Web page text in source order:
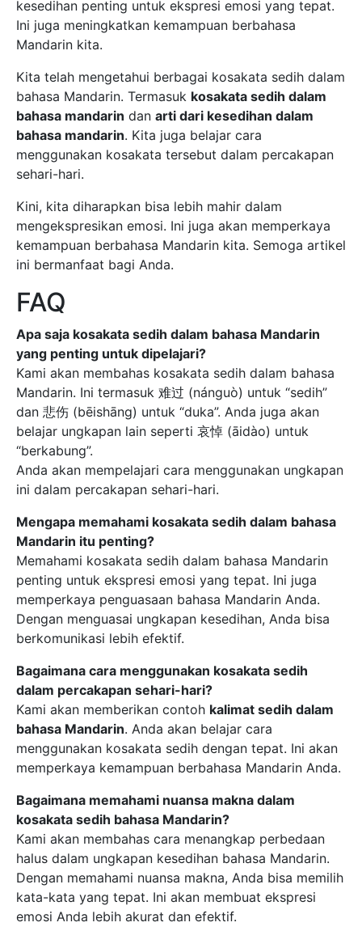
kesedihan penting untuk ekspresi emosi yang tepat.
Ini juga meningkatkan kemampuan berbahasa
Mandarin kita.
Kita telah mengetahui berbagai kosakata sedih dalam
bahasa Mandarin. Termasuk kosakata sedih dalam
bahasa mandarin dan arti dari kesedihan dalam
bahasa mandarin. Kita juga belajar cara
menggunakan kosakata tersebut dalam percakapan
sehari-hari.
Kini, kita diharapkan bisa lebih mahir dalam
mengekspresikan emosi. Ini juga akan memperkaya
kemampuan berbahasa Mandarin kita. Semoga artikel
ini bermanfaat bagi Anda.
FAQ
Apa saja kosakata sedih dalam bahasa Mandarin
yang penting untuk dipelajari?
Kami akan membahas kosakata sedih dalam bahasa
Mandarin. Ini termasuk 难过 (nánguò) untuk “sedih”
dan 悲伤 (bēishāng) untuk “duka”. Anda juga akan
belajar ungkapan lain seperti 哀悼 (āidào) untuk
“berkabung”.
Anda akan mempelajari cara menggunakan ungkapan
ini dalam percakapan sehari-hari.
Mengapa memahami kosakata sedih dalam bahasa
Mandarin itu penting?
Memahami kosakata sedih dalam bahasa Mandarin
penting untuk ekspresi emosi yang tepat. Ini juga
memperkaya penguasaan bahasa Mandarin Anda.
Dengan menguasai ungkapan kesedihan, Anda bisa
berkomunikasi lebih efektif.
Bagaimana cara menggunakan kosakata sedih
dalam percakapan sehari-hari?
Kami akan memberikan contoh kalimat sedih dalam
bahasa Mandarin. Anda akan belajar cara
menggunakan kosakata sedih dengan tepat. Ini akan
memperkaya kemampuan berbahasa Mandarin Anda.
Bagaimana memahami nuansa makna dalam
kosakata sedih bahasa Mandarin?
Kami akan membahas cara menangkap perbedaan
halus dalam ungkapan kesedihan bahasa Mandarin.
Dengan memahami nuansa makna, Anda bisa memilih
kata-kata yang tepat. Ini akan membuat ekspresi
emosi Anda lebih akurat dan efektif.